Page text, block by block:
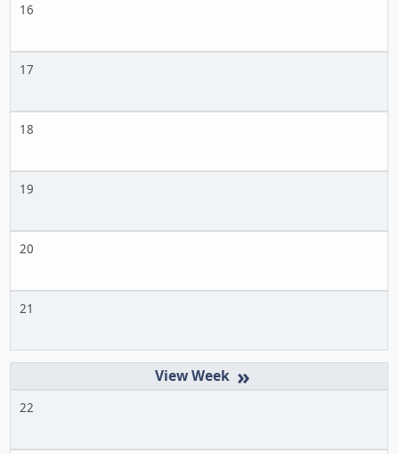
16
17
18
19
20
21
»
22